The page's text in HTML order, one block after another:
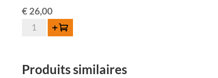
€26,00
quantité
Schaarbeekse
Ajouter au panier
Produits similaires